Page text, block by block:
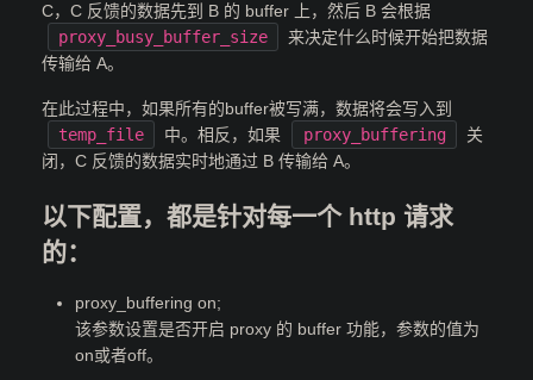
C，C 反馈的数据先到 B 的 buffer 上，然后 B 会根据
proxy_busy_buffer_size
来决定什么时候开始把数据
传输给 A。
在此过程中，如果所有的buffer被写满，数据将会写入到
temp_file
中。相反，如果 proxy_buffering
关
闭，C 反馈的数据实时地通过 B 传输给 A。
以下配置，都是针对每一个 http 请求
的：
proxy_buffering on;
该参数设置是否开启 proxy 的 buffer 功能，参数的值为
on或者off。